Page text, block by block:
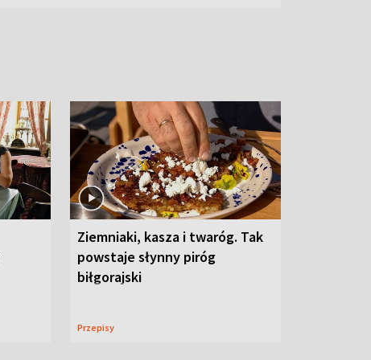
Ziemniaki, kasza i twaróg. Tak
powstaje słynny piróg
biłgorajski
Przepisy